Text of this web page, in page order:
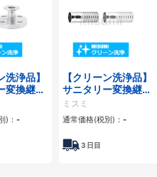
洗浄品】
変換継
×フェ
)： -
【クリーン洗浄品】
サニタリー変換継
手 ホースタイプ
ミスミ
通常価格(税別)： -
3 日目